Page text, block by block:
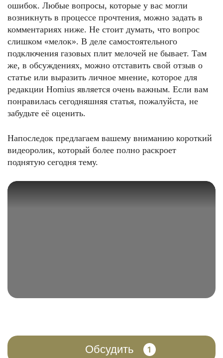
ФОТО: rbc.ru
ФОТО: fontanka.ru
ошибок. Любые вопросы, которые у вас могли
возникнуть в процессе прочтения, можно задать в
комментариях ниже. Не стоит думать, что вопрос
слишком «мелок». В деле самостоятельного
подключения газовых плит мелочей не бывает. Там
же, в обсуждениях, можно отставить свой отзыв о
статье или выразить личное мнение, которое для
редакции Homius является очень важным. Если вам
понравилась сегодняшняя статья, пожалуйста, не
забудьте её оценить.
Напоследок предлагаем вашему вниманию короткий
видеоролик, который более полно раскроет
поднятую сегодня тему.
Обсудить 1